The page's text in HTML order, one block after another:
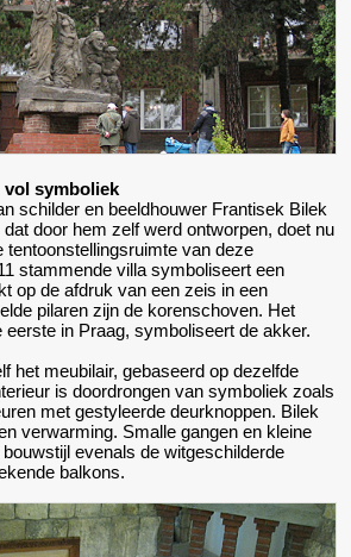
symboliek
schilder en beeldhouwer Frantisek Bilek
door hem zelf werd ontworpen, doet nu
tentoonstellingsruimte van deze
stammende villa symboliseert een
op de afdruk van een zeis in een
pilaren zijn de korenschoven. Het
eerste in Praag, symboliseert de akker.
het meubilair, gebaseerd op dezelfde
is doordrongen van symboliek zoals
met gestyleerde deurknoppen. Bilek
verwarming. Smalle gangen en kleine
evenals de witgeschilderde
balkons.